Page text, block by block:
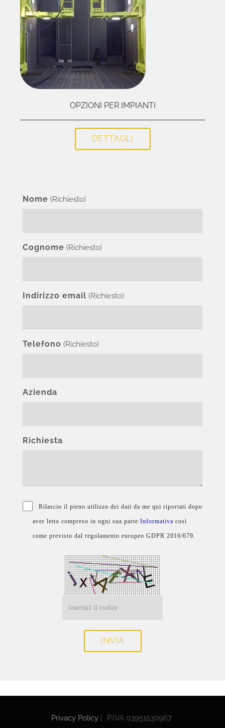
OPZIONI PER IMPIANTI
DETTAGLI
Nome (Richiesto)
Cognome (Richiesto)
Indirizzo email (Richiesto)
Telefono (Richiesto)
Azienda
Richiesta
Rilascio il pieno utilizzo dei dati da me qui riportati dopo
aver letto compreso in ogni sua parte Informativa
come previsto dal regolamento europeo GDPR 2016/679.
INVIA
Privacy Policy| P.IVA 03951530967